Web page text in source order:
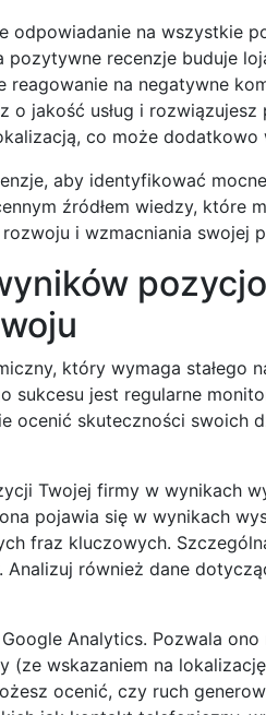
odpowiadanie na wszystkie
recenzje buduje
na negatywne
o jakość usług i
co może
aby identyfikować
źródłem wiedzy, które
i wzmacniania swojej
który wymaga stałego
sukcesu jest regularne
ocenić skuteczności swoich
Twojej firmy w wynikach
pojawia się w wynikach
fraz kluczowych.
Analizuj również dane
Analytics. Pozwala
wskazaniem na
ocenić, czy ruch